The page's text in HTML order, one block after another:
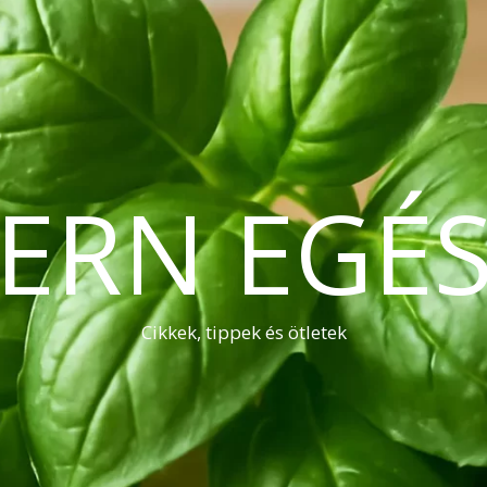
Cikkek, tippek és ötletek